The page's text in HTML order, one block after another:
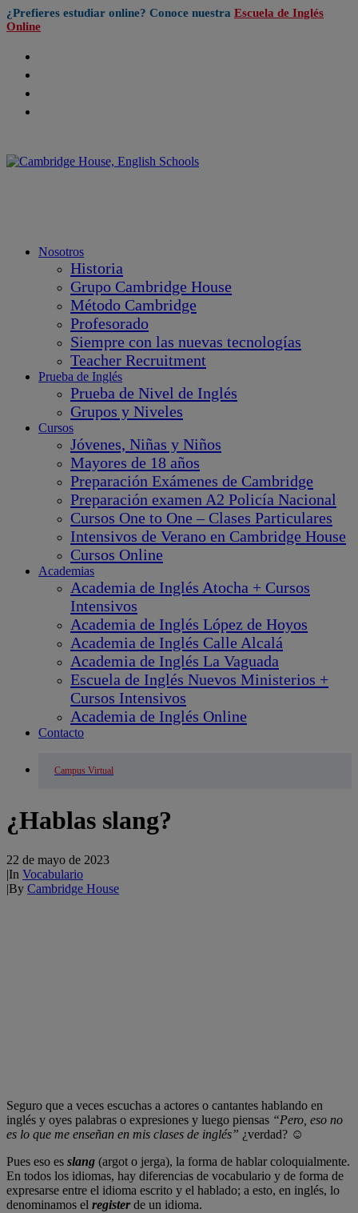
¿Prefieres estudiar online? Conoce nuestra Escuela de Inglés
Online
Nosotros
Historia
Grupo Cambridge House
Método Cambridge
Profesorado
Siempre con las nuevas tecnologías
Teacher Recruitment
Prueba de Inglés
Prueba de Nivel de Inglés
Grupos y Niveles
Cursos
Jóvenes, Niñas y Niños
Mayores de 18 años
Preparación Exámenes de Cambridge
Preparación examen A2 Policía Nacional
Cursos One to One – Clases Particulares
Intensivos de Verano en Cambridge House
Cursos Online
Academias
Academia de Inglés Atocha + Cursos
Intensivos
Academia de Inglés López de Hoyos
Academia de Inglés Calle Alcalá
Academia de Inglés La Vaguada
Escuela de Inglés Nuevos Ministerios +
Cursos Intensivos
Academia de Inglés Online
Contacto
Campus Virtual
¿Hablas slang?
22 de mayo de 2023
|In Vocabulario
|By Cambridge House
Seguro que a veces escuchas a actores o cantantes hablando en
inglés y oyes palabras o expresiones y luego piensas “Pero, eso no
es lo que me enseñan en mis clases de inglés” ¿verdad? ☺
Pues eso es slang (argot o jerga), la forma de hablar coloquialmente.
En todos los idiomas, hay diferencias de vocabulario y de forma de
expresarse entre el idioma escrito y el hablado; a esto, en inglés, lo
denominamos el registerde un idioma.